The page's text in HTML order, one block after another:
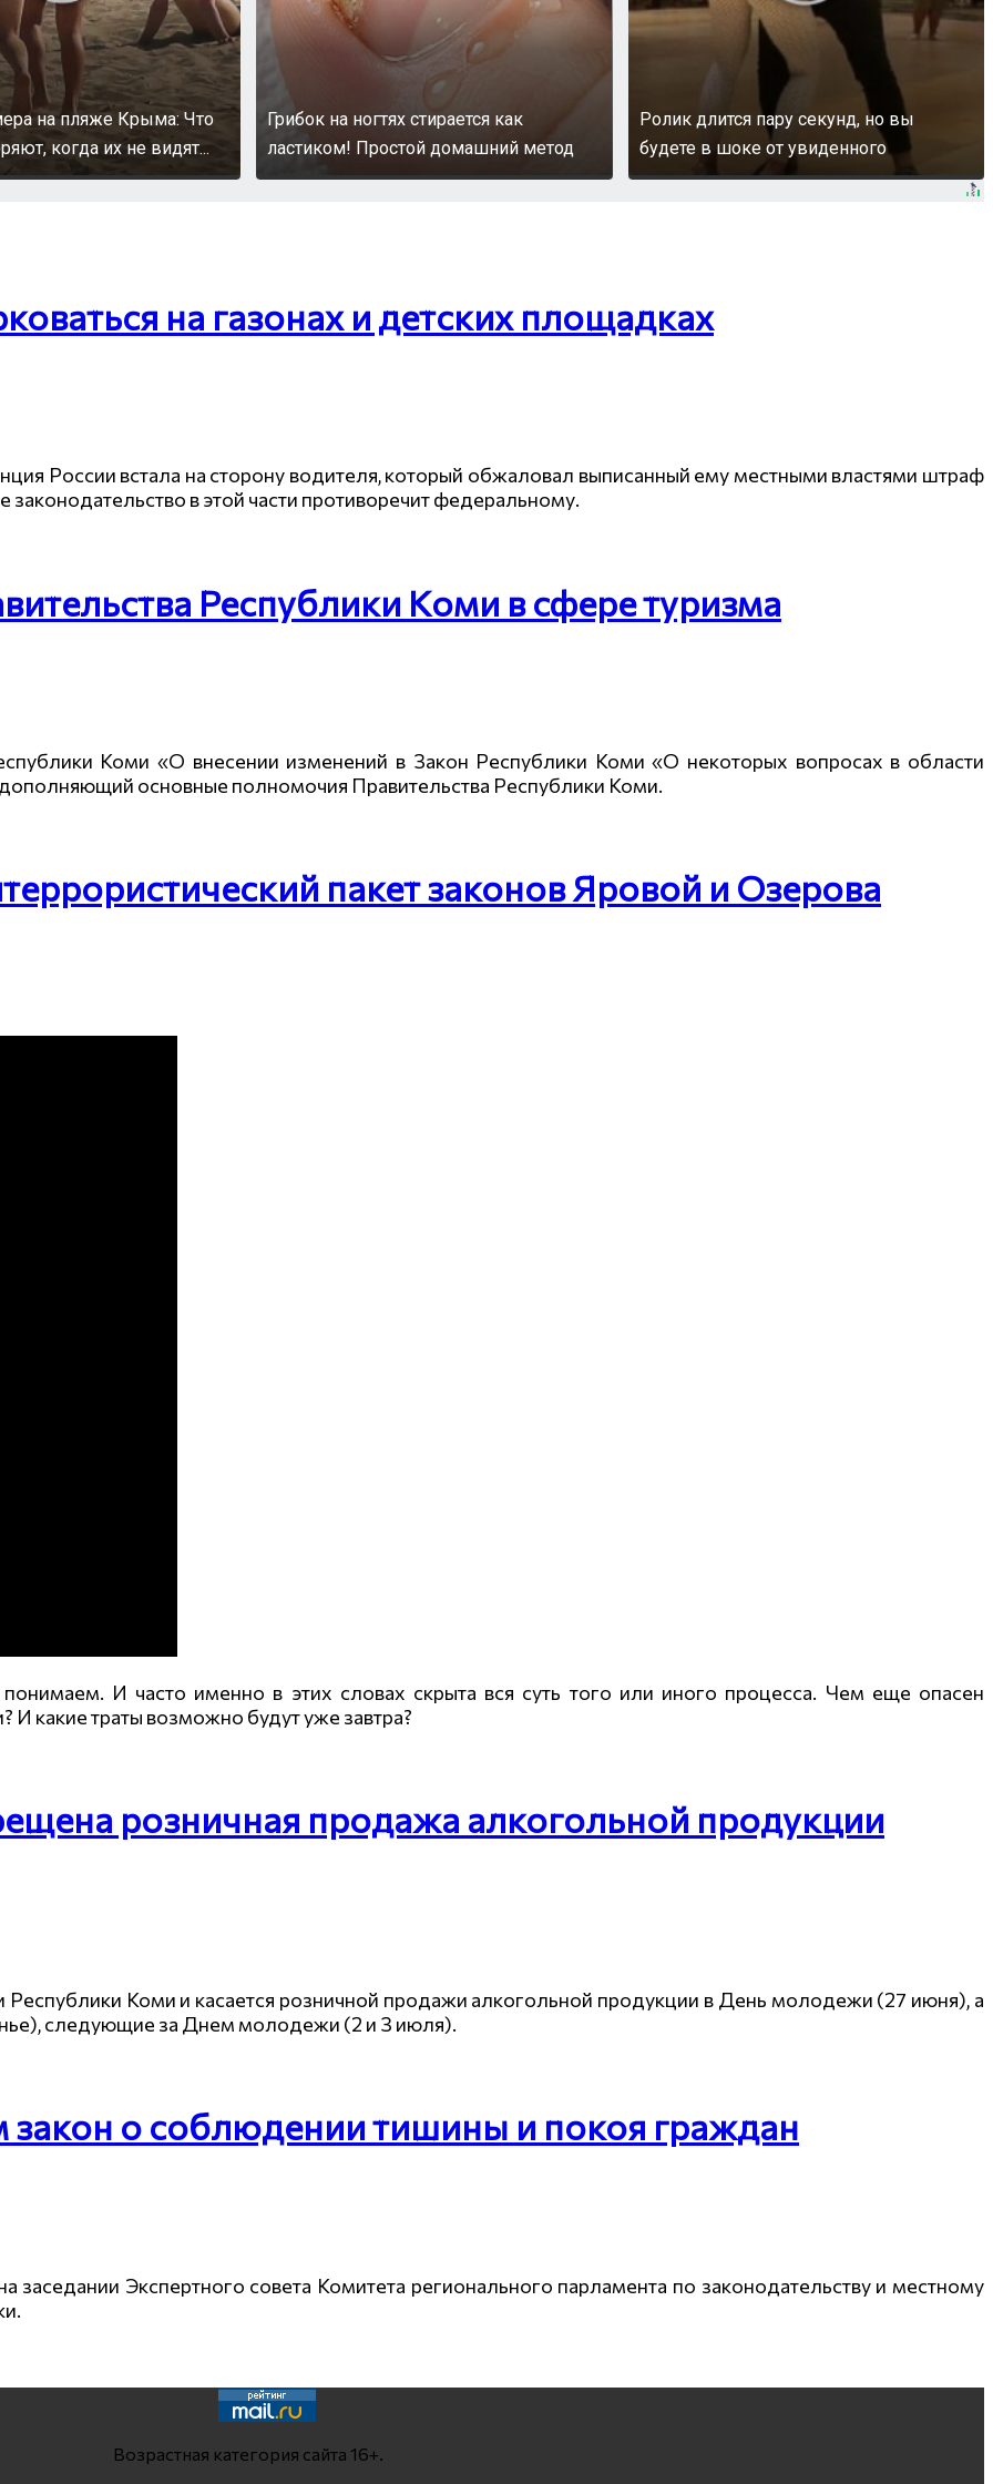
на пляже Крыма: Что
когда их не видят...
Грибок на ногтях стирается как
ластиком! Простой домашний метод
Ролик длится пару секунд, но вы
будете в шоке от увиденного
на газонах и детских площадках
России встала на сторону водителя, который обжаловал выписанный ему местными властями штраф
законодательство в этой части противоречит федеральному.
Республики Коми в сфере туризма
Коми «О внесении изменений в Закон Республики Коми «О некоторых вопросах в области
основные полномочия Правительства Республики Коми.
пакет законов Яровой и Озерова
И часто именно в этих словах скрыта вся суть того или иного процесса. Чем еще опасен
какие траты возможно будут уже завтра?
розничная продажа алкогольной продукции
Республики Коми и касается розничной продажи алкогольной продукции в День молодежи (27 июня), а
следующие за Днем молодежи (2 и 3 июля).
о соблюдении тишины и покоя граждан
Экспертного совета Комитета регионального парламента по законодательству и местному
Возрастная категория сайта 16+.